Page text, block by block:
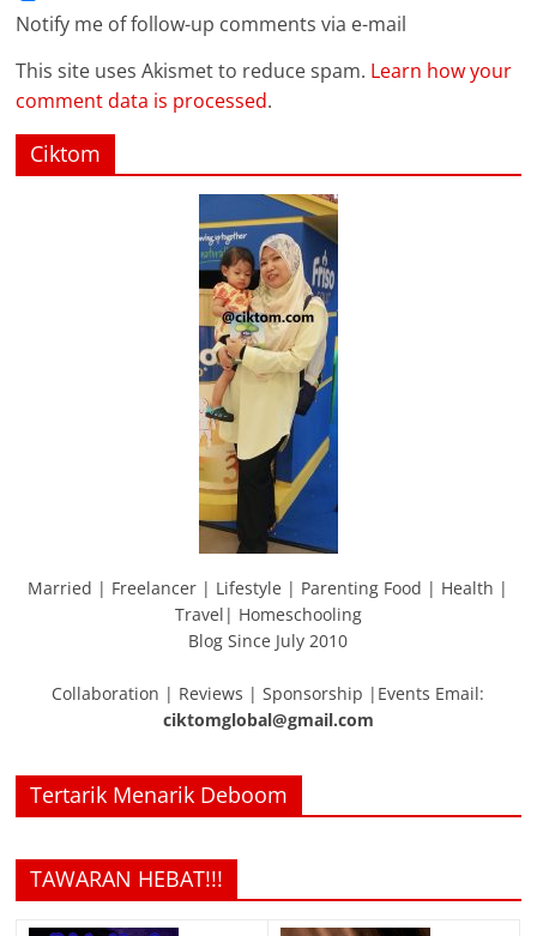
Notify me of follow-up comments via e-mail
This site uses Akismet to reduce spam. Learn how your
comment data is processed.
Ciktom
Married | Freelancer | Lifestyle | Parenting Food | Health |
Travel| Homeschooling
Blog Since July 2010
Collaboration | Reviews | Sponsorship |Events Email:
ciktomglobal@gmail.com
Tertarik Menarik Deboom
TAWARAN HEBAT!!!